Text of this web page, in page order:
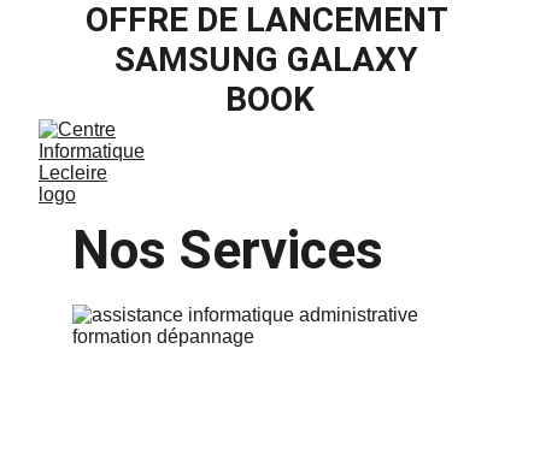
OFFRE DE LANCEMENT
SAMSUNG GALAXY
BOOK
Nos Services